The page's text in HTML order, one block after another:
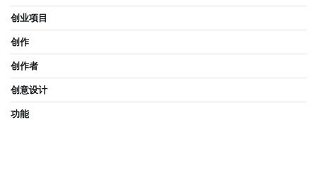
创业项目
创作
创作者
创意设计
功能